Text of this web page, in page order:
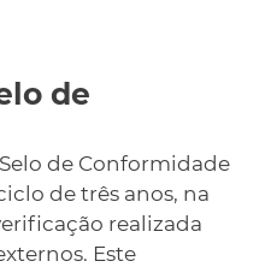
de
de Conformidade
de três anos, na
realizada
Este